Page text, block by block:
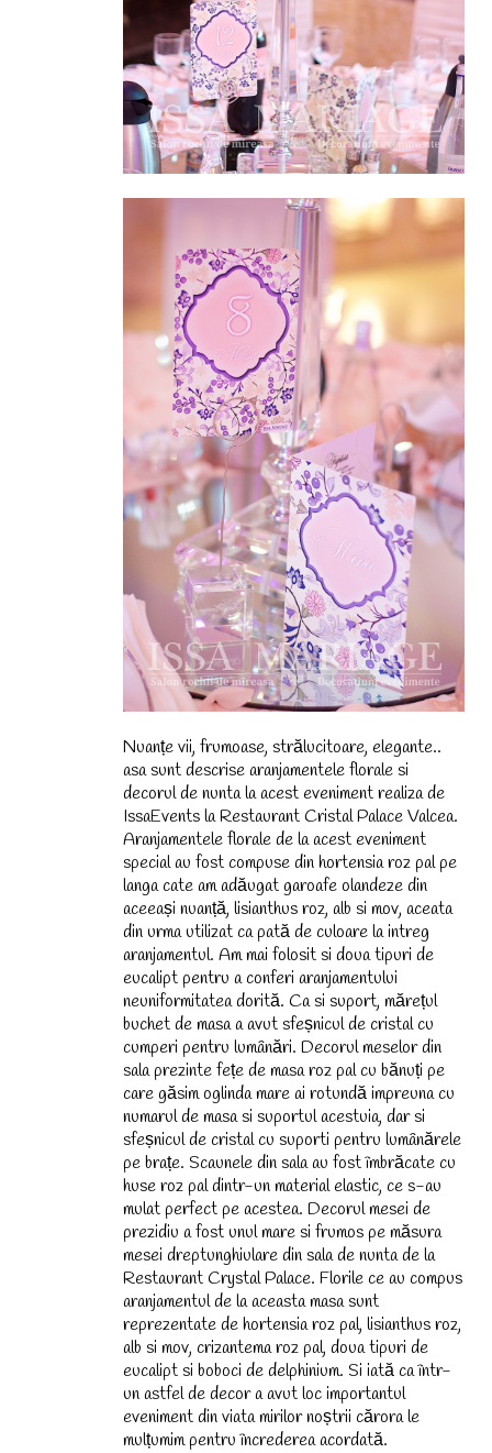
Nuanțe vii, frumoase, strălucitoare, elegante..
asa sunt descrise aranjamentele florale si
decorul de nunta la acest eveniment realiza de
IssaEvents la Restaurant Cristal Palace Valcea.
Aranjamentele florale de la acest eveniment
special au fost compuse din hortensia roz pal pe
langa cate am adăugat garoafe olandeze din
aceeași nuanță, lisianthus roz, alb si mov, aceata
din urma utilizat ca pată de culoare la intreg
aranjamentul. Am mai folosit si doua tipuri de
eucalipt pentru a conferi aranjamentului
neuniformitatea dorită. Ca si suport, mărețul
buchet de masa a avut sfeșnicul de cristal cu
cumperi pentru lumânări. Decorul meselor din
sala prezinte fețe de masa roz pal cu bănuți pe
care găsim oglinda mare ai rotundă impreuna cu
numarul de masa si suportul acestuia, dar si
sfeșnicul de cristal cu suporti pentru lumânărele
pe brațe. Scaunele din sala au fost îmbrăcate cu
huse roz pal dintr-un material elastic, ce s-au
mulat perfect pe acestea. Decorul mesei de
prezidiu a fost unul mare si frumos pe măsura
mesei dreptunghiulare din sala de nunta de la
Restaurant Crystal Palace. Florile ce au compus
aranjamentul de la aceasta masa sunt
reprezentate de hortensia roz pal, lisianthus roz,
alb si mov, crizantema roz pal, doua tipuri de
eucalipt si boboci de delphinium. Si iată ca într-
un astfel de decor a avut loc importantul
eveniment din viata mirilor noștrii cărora le
mulțumim pentru încrederea acordată.